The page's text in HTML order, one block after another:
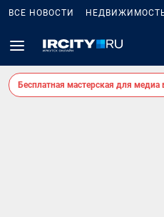
ВСЕ НОВОСТИ
Бесплатная мастерская для медиа